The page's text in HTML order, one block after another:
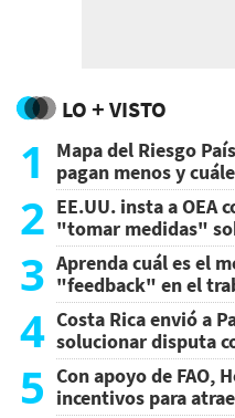
LO + VISTO
1
Mapa del Riesgo
pagan menos y
2 EE.UU. insta a OEA
"tomar medidas"
3 Aprenda cuál es el
"feedback" en el
4 Costa Rica envió a
solucionar disputa
5 Con apoyo de FAO,
incentivos para